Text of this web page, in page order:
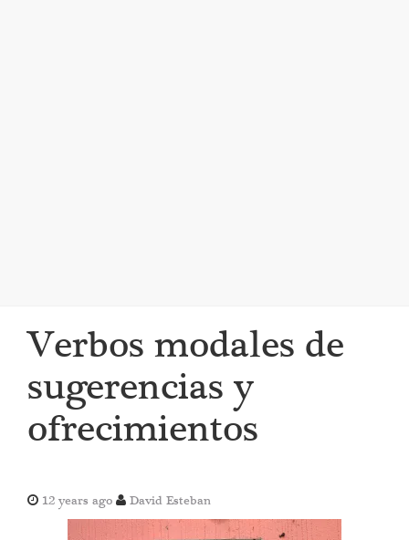
Verbos modales de
sugerencias y
ofrecimientos
12 years ago David Esteban